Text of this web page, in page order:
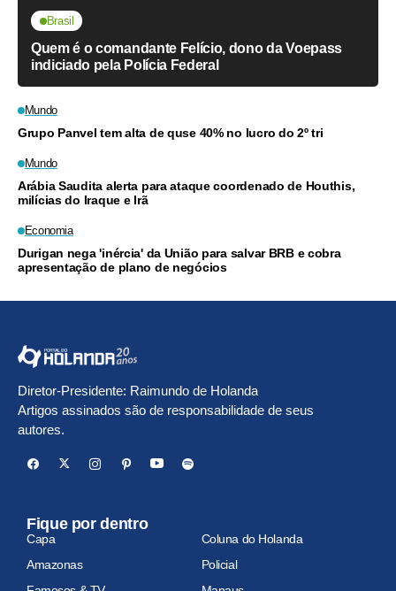
Brasil
Quem é o comandante Felício, dono da Voepass
indiciado pela Polícia Federal
Mundo
Grupo Panvel tem alta de quse 40% no lucro do 2º tri
Mundo
Arábia Saudita alerta para ataque coordenado de Houthis,
milícias do Iraque e Irã
Economia
Durigan nega 'inércia' da União para salvar BRB e cobra
apresentação de plano de negócios
Diretor-Presidente: Raimundo de Holanda
Artigos assinados são de responsabilidade de seus
autores.
Fique por dentro
Capa
Coluna do Holanda
Amazonas
Policial